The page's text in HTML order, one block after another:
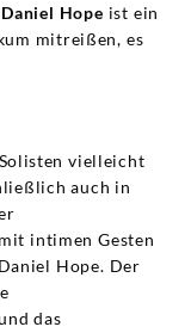
Daniel Hope ist ein
mitreißen, es
vielleicht
auch in
intimen Gesten
Hope. Der
das